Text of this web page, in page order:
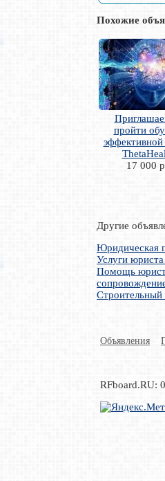
Похожие
пройти
эффективной
17 000
Другие
Юридическая
Услуги
Помощь
Строительный
Объявления
RFboard.RU: